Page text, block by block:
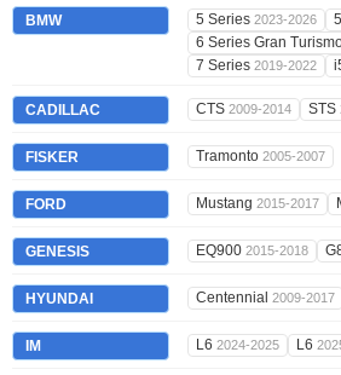
BMW 5 Series 2023-2026
6 Series Gran
7 Series 2019-2022
CADILLAC CTS 2009-2014 STS
FISKER Tramonto 2005-2007
FORD Mustang 2015-2017
GENESIS EQ900 2015-2018
HYUNDAI Centennial 2009-2017
IM L6 2024-2025 L6